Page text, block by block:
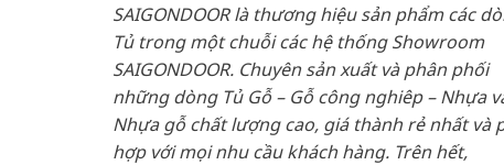
SAIGONDOOR là thương hiệu sản phẩm các
Tủ trong một chuỗi các hệ thống Showroom
SAIGONDOOR. Chuyên sản xuất và phân phối
những dòng Tủ Gỗ – Gỗ công nghiêp – Nhựa
Nhựa gỗ chất lượng cao, giá thành rẻ nhất và
hợp với mọi nhu cầu khách hàng. Trên hết,